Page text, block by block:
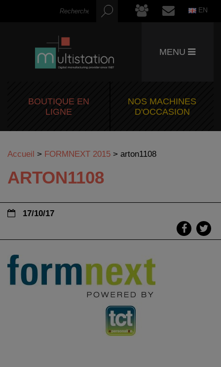
EN
MENU
BOUTIQUE EN
LIGNE
NOS MACHINES
D'OCCASION
Accueil > FORMNEXT 2015 > arton1108
ARTON1108
17/10/17